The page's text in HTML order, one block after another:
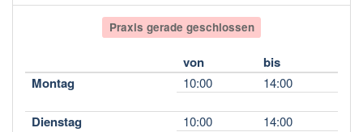
Praxis gerade geschlossen
von
bis
Montag
10:00 14:00
Dienstag 10:00 14:00